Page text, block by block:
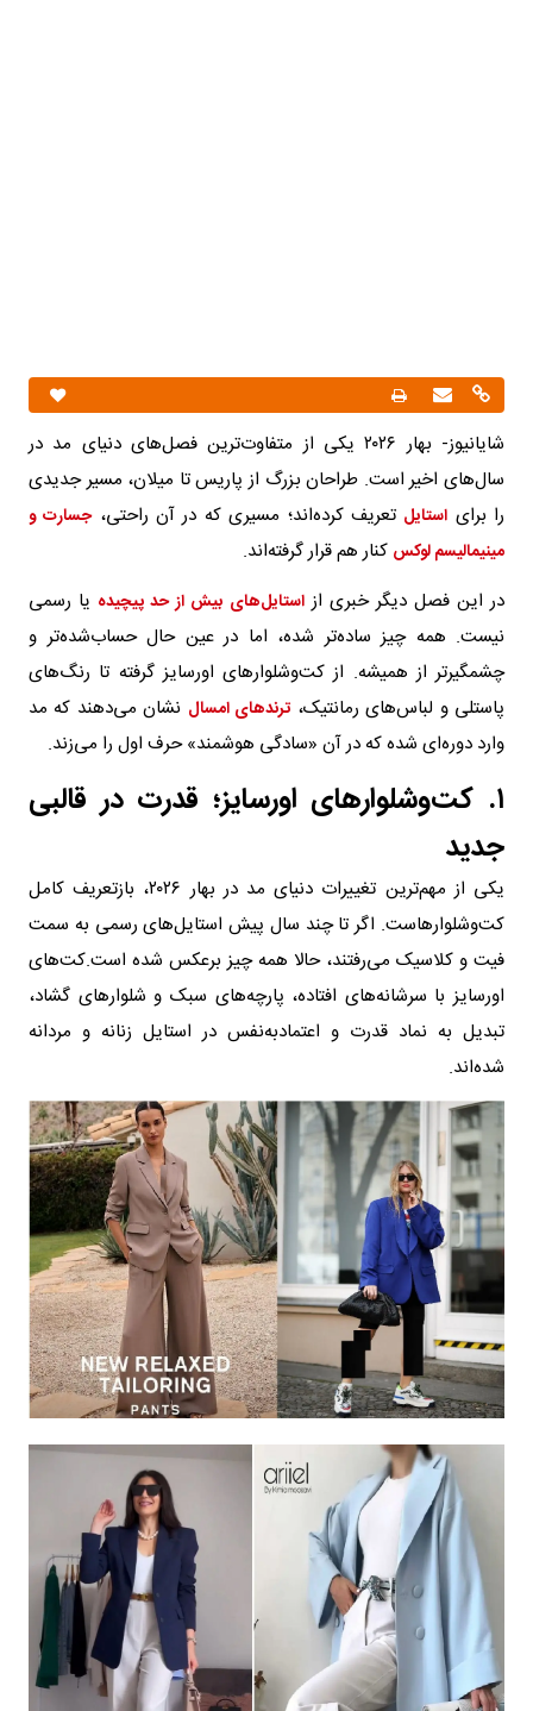
شایانیوز- بهار ۲۰۲۶ یکی از متفاوت‌ترین فصل‌های دنیای مد در
سال‌های اخیر است. طراحان بزرگ از پاریس تا میلان، مسیر جدیدی
را برای استایل تعریف کرده‌اند؛ مسیری که در آن راحتی،جسارت و
مینیمالیسم لوکس کنار هم قرار گرفته‌اند.
در این فصل دیگر خبری ازاستایل‌های بیش از حد پیچیده یا رسمی
نیست. همه چیز ساده‌تر شده، اما در عین حال حساب‌شده‌تر و
چشمگیرتر از همیشه. از کت‌وشلوارهای اورسایز گرفته تا رنگ‌های
پاستلی و لباس‌های رمانتیک، ترندهای امسال نشان می‌دهند که مد
وارد دوره‌ای شده که در آن «سادگی هوشمند» حرف اول را می‌زند.
۱. کت‌وشلوارهای اورسایز؛ قدرت در قالبی
جدید
یکی از مهم‌ترین تغییرات دنیای مد در بهار ۲۰۲۶، بازتعریف کامل
کت‌وشلوارهاست. اگر تا چند سال پیش استایل‌های رسمی به سمت
فیت و کلاسیک می‌رفتند، حالا همه چیز برعکس شده است.کت‌های
اورسایز با سرشانه‌های افتاده، پارچه‌های سبک و شلوارهای گشاد،
تبدیل به نماد قدرت و اعتمادبه‌نفس در استایل زنانه و مردانه
شده‌اند.